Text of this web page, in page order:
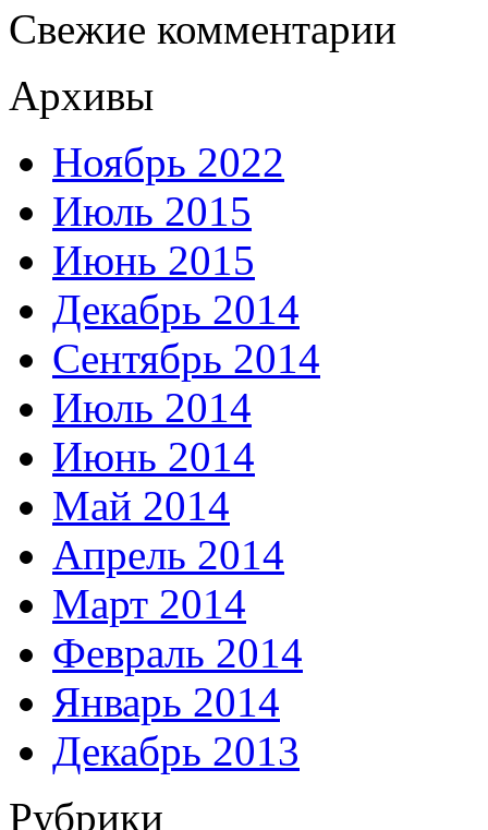
Свежие комментарии
Архивы
Ноябрь 2022
Июль 2015
Июнь 2015
Декабрь 2014
Сентябрь 2014
Июль 2014
Июнь 2014
Май 2014
Апрель 2014
Март 2014
Февраль 2014
Январь 2014
Декабрь 2013
Рубрики